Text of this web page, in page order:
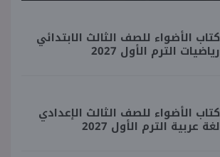
كتاب الأضواء للصف الثالث الابتدائي
رياضيات الترم الأول 2027
كتاب الأضواء للصف الثالث الإعدادي
لغة عربية الترم الأول 2027